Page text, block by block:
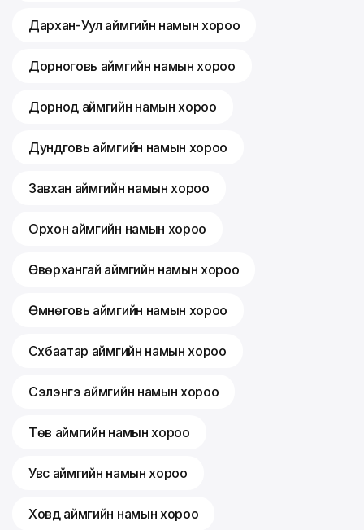
Дархан-Уул аймгийн намын хороо
Дорноговь аймгийн намын хороо
Дорнод аймгийн намын хороо
Дундговь аймгийн намын хороо
Завхан аймгийн намын хороо
Орхон аймгийн намын хороо
Өвөрхангай аймгийн намын хороо
Өмнөговь аймгийн намын хороо
Сүхбаатар аймгийн намын хороо
Сэлэнгэ аймгийн намын хороо
Төв аймгийн намын хороо
Увс аймгийн намын хороо
Ховд аймгийн намын хороо